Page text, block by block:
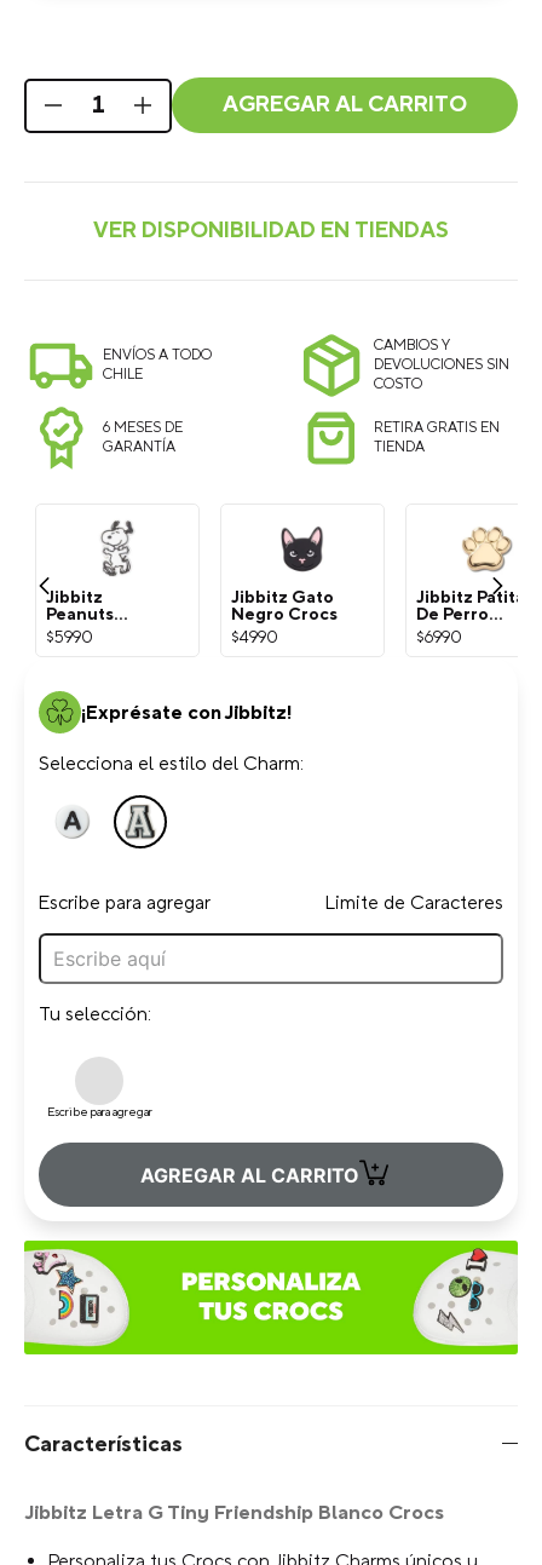
AGREGAR AL CARRITO
ENVÍOS A TODO
CHILE
CAMBIOS Y
DEVOLUCIONES SIN
COSTO
6 MESES DE
GARANTÍA
RETIRA GRATIS EN
TIENDA
Jibbitz
Peanuts
Snoopy
Blanco Crocs
$5990
Jibbitz Gato
Negro Crocs
$4990
Jibbitz Patita
De Perro
Dorada Crocs
$6990
¡Exprésate con Jibbitz!
Selecciona el estilo del Charm:
Escribe para agregar Limite de Caracteres
Tu selección:
Escribe para agregar
AGREGAR AL CARRITO +
Características
Jibbitz Letra G Tiny Friendship Blanco Crocs